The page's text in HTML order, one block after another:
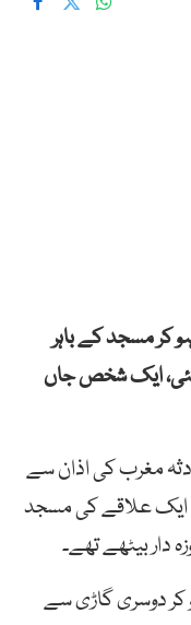
کر مسجد کے باہر
گئی، ایک شخص جاں
مغرب کی اذان سے
ایک علاقے کی مسجد
دار بیٹھے تھے۔
کر دوسری گاڑی سے